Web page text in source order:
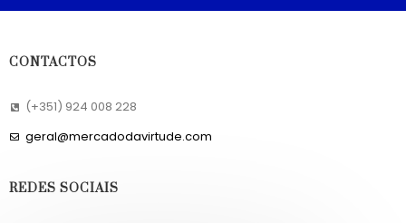
CONTACTOS
(+351) 924 008 228
geral@mercadodavirtude.com
REDES SOCIAIS